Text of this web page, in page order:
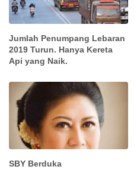
Jumlah Penumpang Lebaran
2019 Turun. Hanya Kereta
Api yang Naik.
SBY Berduka